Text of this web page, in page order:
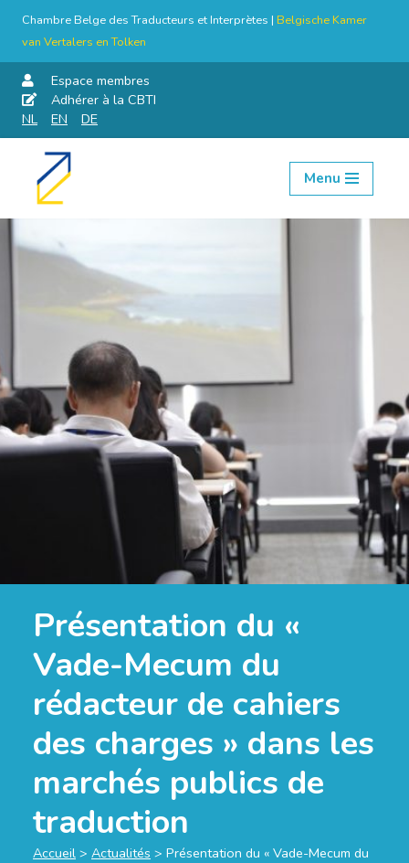
Chambre Belge des Traducteurs et Interprètes | Belgische Kamer
van Vertalers en Tolken
Espace membres
Adhérer à la CBTI
NL
EN DE
Aller
Menu
Présentation du «
Vade-Mecum du
rédacteur de cahiers
des charges » dans les
marchés publics de
traduction
Accueil > Actualités > Présentation du « Vade-Mecum du